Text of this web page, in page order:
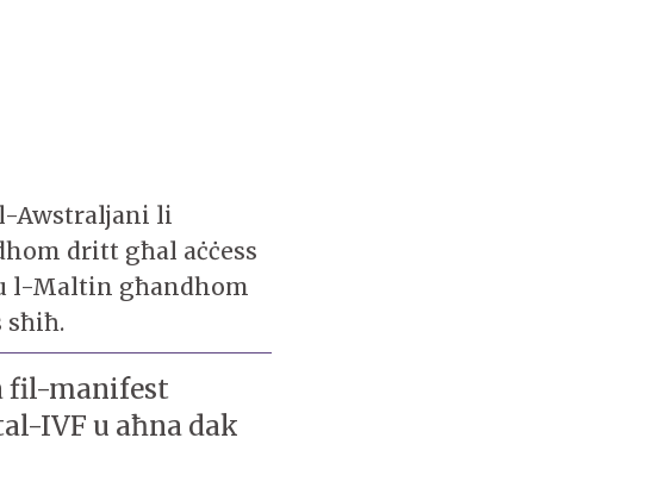
Awstraljani li
dritt għal aċċess
l-Maltin għandhom
sħiħ.
fil-manifest
IVF u aħna dak